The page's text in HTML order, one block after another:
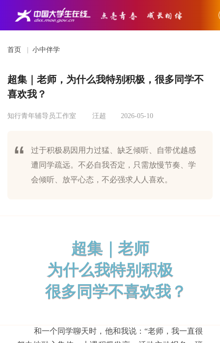
首页 小中伴学
超集｜老师，为什么我特别积极，很多同学不
喜欢我？
知行青年辅导员工作室 汪超 2026-05-10
过于积极易因用力过猛、缺乏倾听、自带优越感
遭同学疏远。不必自我否定，只需放慢节奏、学
会倾听、放平心态，不必强求人人喜欢。
超集｜老师
为什么我特别积极
很多同学不喜欢我？
和一个同学聊天时，他和我说：“老师，我一直很